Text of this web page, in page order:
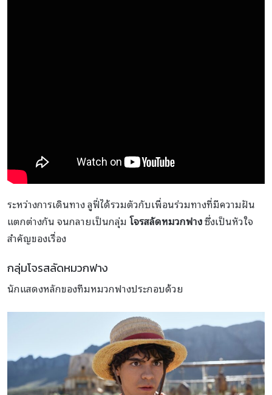
ระหว่างการเดินทาง ลูฟี่ได้รวมตัวกับเพื่อนร่วมทางที่มีความฝัน
แตกต่างกัน จนกลายเป็นกลุ่มโจรสลัดหมวกฟางซึ่งเป็นหัวใจ
สำคัญของเรื่อง
กลุ่มโจรสลัดหมวกฟาง
นักแสดงหลักของทีมหมวกฟางประกอบด้วย